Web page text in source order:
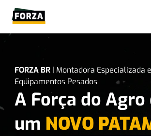
FORZA BR | Montadora Especializada
Equipamentos Pesados
A Força do Agro
um NOVO